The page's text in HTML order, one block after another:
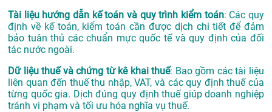
Tài liệu hướng dẫn kế toán và quy trình kiểm toán: Các quy
định về kế toán, kiểm toán cần được dịch chi tiết để đảm
bảo tuân thủ các chuẩn mực quốc tế và quy định của đối
tác nước ngoài.
Dữ liệu thuế và chứng từ kê khai thuế: Bao gồm các tài liệu
liên quan đến thuế thu nhập, VAT, và các quy định thuế của
từng quốc gia. Dịch đúng quy định thuế giúp doanh nghiệp
tránh vi phạm và tối ưu hóa nghĩa vụ thuế.